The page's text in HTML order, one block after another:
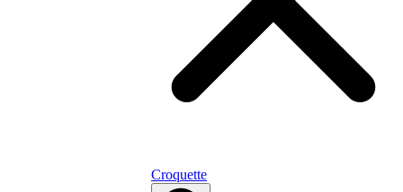
Croquette